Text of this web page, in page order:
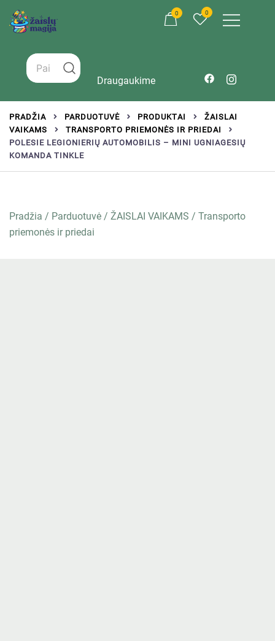
0 0
Draugaukime
PRADŽIA PARDUOTUVĖ PRODUKTAI
ŽAISLAI
VAIKAMS
TRANSPORTO PRIEMONĖS IR PRIEDAI
POLESIE LEGIONIERIŲ AUTOMOBILIS – MINI UGNIAGESIŲ
KOMANDA TINKLE
Pradžia / Parduotuvė / ŽAISLAI VAIKAMS / Transporto
priemonės ir priedai